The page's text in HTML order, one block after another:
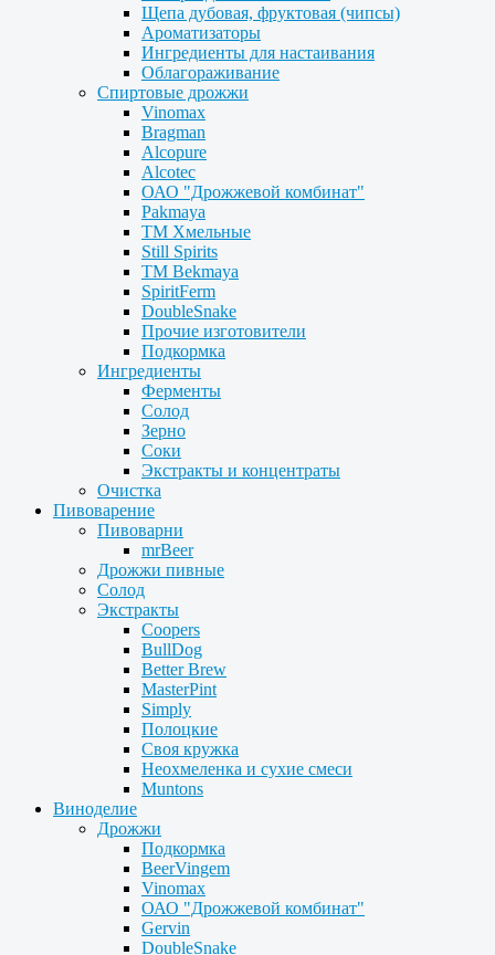
Щепа дубовая, фруктовая (чипсы)
Ароматизаторы
Ингредиенты для настаивания
Облагораживание
Спиртовые дрожжи
Vinomax
Bragman
Alcopure
Alcotec
ОАО "Дрожжевой комбинат"
Pakmaya
ТМ Хмельные
Still Spirits
ТМ Bekmaya
SpiritFerm
DoubleSnake
Прочие изготовители
Подкормка
Ингредиенты
Ферменты
Солод
Зерно
Соки
Экстракты и концентраты
Очистка
Пивоварение
Пивоварни
mrBeer
Дрожжи пивные
Солод
Экстракты
Coopers
BullDog
Better Brew
MasterPint
Simply
Полоцкие
Своя кружка
Неохмеленка и сухие смеси
Muntons
Виноделие
Дрожжи
Подкормка
BeerVingem
Vinomax
ОАО "Дрожжевой комбинат"
Gervin
DoubleSnake